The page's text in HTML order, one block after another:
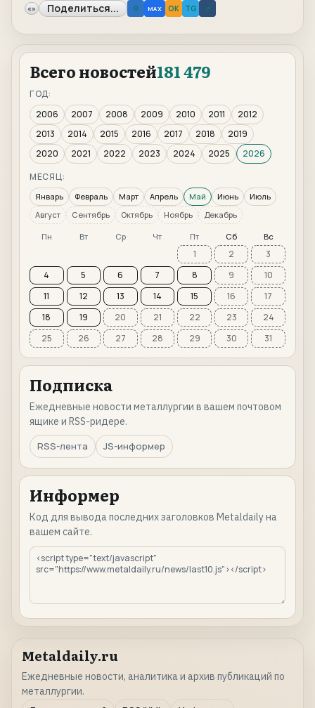
«» Поделиться... B MAX OK TG ↗
Всего новостей181 479
ГОД:
2006
2007 2008 2009 2010 2011
2012
2013
2014 2015 2016 2017 2018
2019
2020
2021 2022 2023 2024 2025
2026
МЕСЯЦ:
Январь Февраль Март Апрель Май Июнь
Июль
Август
Сентябрь Октябрь Ноябрь Декабрь
Пн Вт Ср Чт Пт Сб Вс
1 2
3
4
5 6 7 8 9
10
11
12 13 14 15 16
17
18
19 20 21 22 23
24
25
26 27 28 29 30 31
Подписка
Ежедневные новости металлургии в вашем почтовом
ящике и RSS-ридере.
RSS-лента
JS-информер
Информер
Код для вывода последних заголовков Metaldaily на
вашем сайте.
Metaldaily.ru
Ежедневные новости, аналитика и архив публикаций по
металлургии.